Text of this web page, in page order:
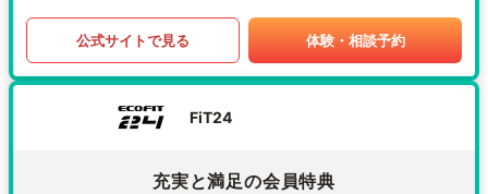
公式サイトで見る 体験・相談予約
FiT24
充実と満足の会員特典